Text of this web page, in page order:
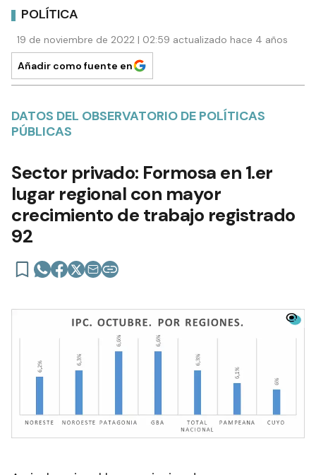
POLÍTICA
19 de noviembre de 2022 | 02:59 actualizado hace 4 años
Añadir como fuente en
DATOS DEL OBSERVATORIO DE POLÍTICAS
PÚBLICAS
Sector privado: Formosa en 1.er
lugar regional con mayor
crecimiento de trabajo registrado
92